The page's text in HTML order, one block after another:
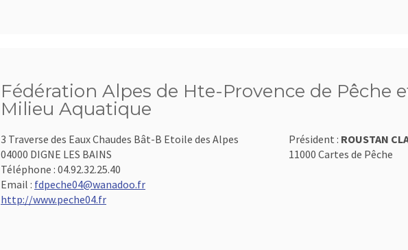
Fédération Alpes de Hte-Provence de Pêche
Milieu Aquatique
3 Traverse des Eaux Chaudes Bât-B Etoile des Alpes
04000 DIGNE LES BAINS
Téléphone : 04.92.32.25.40
Email : fdpeche04@wanadoo.fr
http://www.peche04.fr
Président : ROUSTAN
11000 Cartes de Pêche